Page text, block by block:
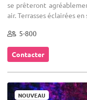
se prêteront
air. Terrasses éclairées
5-800
Contacter
NOUVEAU